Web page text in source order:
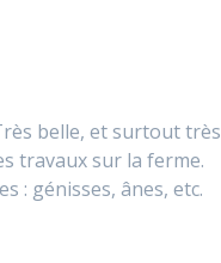
belle, et surtout très
travaux sur la ferme.
: génisses, ânes, etc.